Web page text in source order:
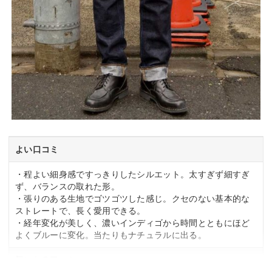
よい口コミ
・程よい細身感ですっきりしたシルエット。太すぎず細すぎ
ず、バランスの取れた形。
・張りのある生地でゴツゴツした感じ。クセのない基本的な
ストレートで、長く愛用できる。
・経年変化が美しく、濃いインディゴから時間とともにほど
よくブルーに変化。当たりもナチュラルに出る。